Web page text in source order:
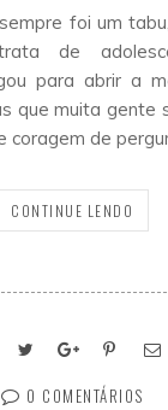
foi um
de
para abrir a
que muita gente
coragem de
CONTINUE LENDO
0 COMENTÁRIOS